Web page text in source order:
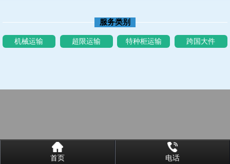
服务类别
机械运输 超限运输 特种柜运输 跨国大件
首页 电话